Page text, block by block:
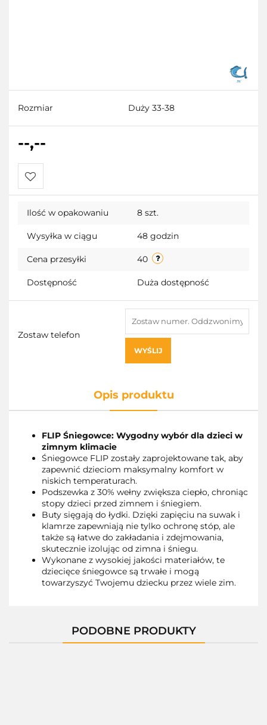
Rozmiar Duży 33-38
--,--
Ilość w opakowaniu 8 szt.
Wysyłka w ciągu 48 godzin
Cena przesyłki 40
Dostępność Duża dostępność
Zostaw telefon
WYŚLIJ
Opis produktu
FLIP Śniegowce: Wygodny wybór dla dzieci w
zimnym klimacie
Śniegowce FLIP zostały zaprojektowane tak, aby
zapewnić dzieciom maksymalny komfort w
niskich temperaturach.
Podszewka z 30% wełny zwiększa ciepło, chroniąc
stopy dzieci przed zimnem i śniegiem.
Buty sięgają do łydki. Dzięki zapięciu na suwak i
klamrze zapewniają nie tylko ochronę stóp, ale
także są łatwe do zakładania i zdejmowania,
skutecznie izolując od zimna i śniegu.
Wykonane z wysokiej jakości materiałów, te
dziecięce śniegowce są trwałe i mogą
towarzyszyć Twojemu dziecku przez wiele zim.
PODOBNE PRODUKTY